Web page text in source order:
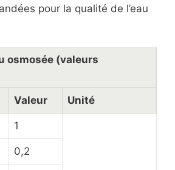
pour la qualité de l’eau
osmosée (valeurs
Valeur Unité
1
0,2